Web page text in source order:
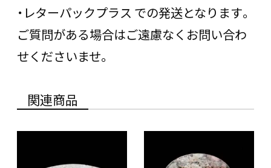
・レターパックプラス での発送となります。
ご質問がある場合はご遠慮なくお問い合わ
せくださいませ。
関連商品